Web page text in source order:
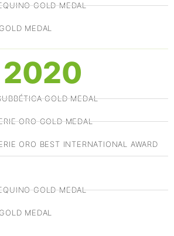
GOLD MEDAL
MEDAL
2020
GOLD MEDAL
ORO GOLD MEDAL
ORO BEST INTERNATIONAL AWARD
GOLD MEDAL
MEDAL